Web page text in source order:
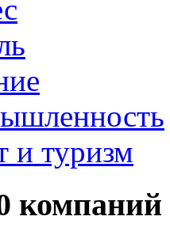
и туризм
компаний